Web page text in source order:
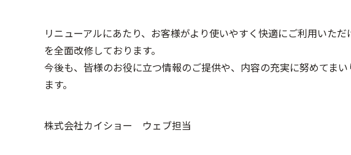
リニューアルにあたり、お客様がより使いやすく快適にご利用いた
を全面改修しております。
今後も、皆様のお役に立つ情報のご提供や、内容の充実に努めてま
ます。
株式会社カイショー ウェブ担当